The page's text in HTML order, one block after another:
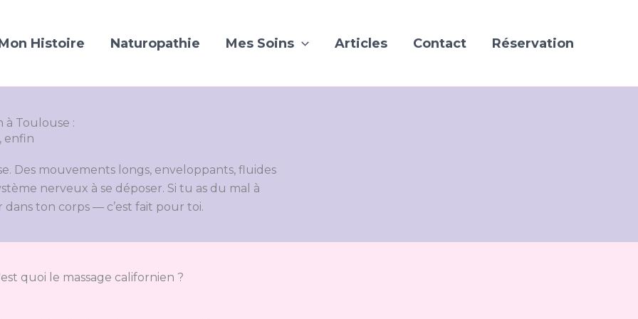
Histoire Naturopathie Mes Soins Articles Contact Réservation
à Toulouse :
enfin
Des mouvements longs, enveloppants, fluides
nerveux à se déposer. Si tu as du mal à
ton corps — c’est fait pour toi.
quoi le massage californien ?